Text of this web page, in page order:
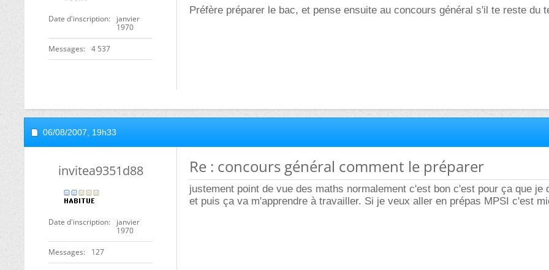
Date d'inscription
janvier
1970
Messages 4 537
Préfère préparer le bac, et pense ensuite au concours général s'il te reste du
06/08/2007, 19h33
invitea9351d88
Date d'inscription
janvier
1970
Messages 127
Re : concours général comment le préparer
justement point de vue des maths normalement c'est bon c'est pour ça que je
et puis ça va m'apprendre à travailler. Si je veux aller en prépas MPSI c'est